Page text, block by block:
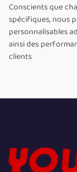
Conscients que
spécifiques, nous
personnalisables
ainsi des
clients